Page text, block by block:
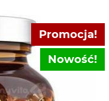
Promocja!
Nowość!